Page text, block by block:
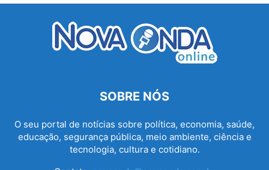
SOBRE NÓS
O seu portal de notícias sobre política, economia, saúde,
educação, segurança pública, meio ambiente, ciência e
tecnologia, cultura e cotidiano.